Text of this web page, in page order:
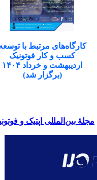
کارگاه‌های مرتبط با توسعه
کسب و کار فوتونیک
اردیبهشت و خرداد ۱۴۰۴
(برگزار شد)
مجلۀ بین‌المللی اپتیک و